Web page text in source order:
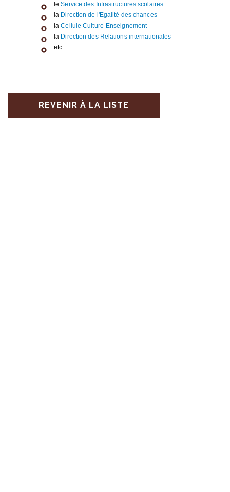
leSer­vice des Infra­struc­tures sco­laires
la Direc­tion de l'Ega­lité des chances
laCel­lule Culture-Ensei­gne­ment
la Direc­tion des Rela­tions inter­na­tio­nales
etc.
REVENIR À LA LISTE